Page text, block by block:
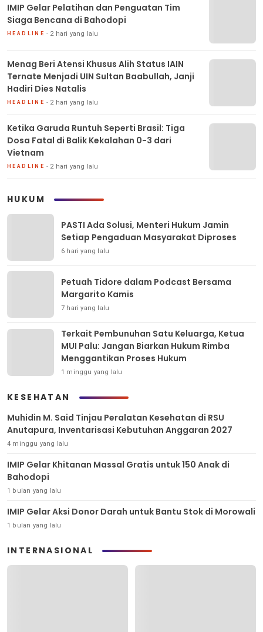
IMIP Gelar Pelatihan dan Penguatan Tim
Siaga Bencana di Bahodopi
HEADLINE 2 hari yang lalu
Menag Beri Atensi Khusus Alih Status IAIN
Ternate Menjadi UIN Sultan Baabullah, Janji
Hadiri Dies Natalis
HEADLINE 2 hari yang lalu
Ketika Garuda Runtuh Seperti Brasil: Tiga
Dosa Fatal di Balik Kekalahan 0-3 dari
Vietnam
HEADLINE 2 hari yang lalu
HUKUM
PASTI Ada Solusi, Menteri Hukum Jamin
Setiap Pengaduan Masyarakat Diproses
6 hari yang lalu
Petuah Tidore dalam Podcast Bersama
Margarito Kamis
7 hari yang lalu
Terkait Pembunuhan Satu Keluarga, Ketua
MUI Palu: Jangan Biarkan Hukum Rimba
Menggantikan Proses Hukum
1 minggu yang lalu
KESEHATAN
Muhidin M. Said Tinjau Peralatan Kesehatan di RSU
Anutapura, Inventarisasi Kebutuhan Anggaran 2027
4 minggu yang lalu
IMIP Gelar Khitanan Massal Gratis untuk 150 Anak di
Bahodopi
1 bulan yang lalu
IMIP Gelar Aksi Donor Darah untuk Bantu Stok di Morowali
1 bulan yang lalu
INTERNASIONAL